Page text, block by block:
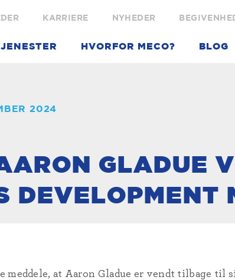
KARRIERE NYHEDER
HVORFOR MECO? BLOG
2024
GLADUE
DEVELOPMENT
meddele, at Aaron Gladue er vendt tilbage til